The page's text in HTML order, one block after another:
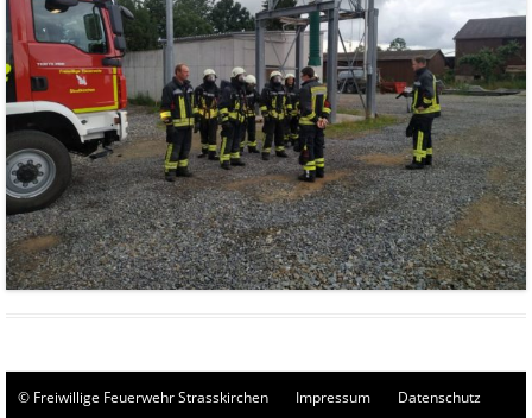
© Freiwillige Feuerwehr Strasskirchen Impressum Datenschutz